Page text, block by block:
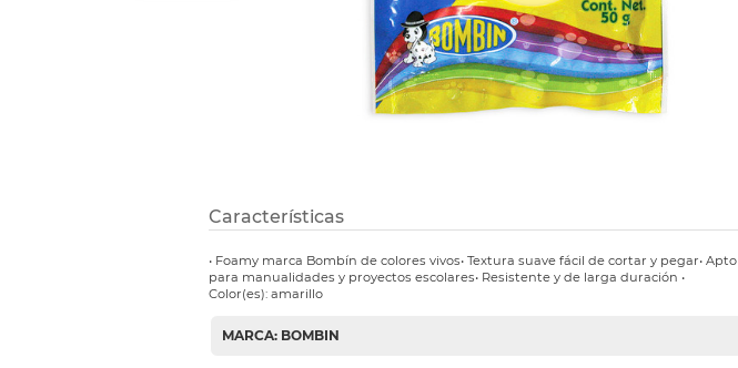
Ver más
Etiquetas inkjet y láser
Refuerzos para carpeta
Ver más
Ver más
Características
• Foamy marca Bombín de colores vivos• Textura suave fácil de cortar y pegar• Apto
para manualidades y proyectos escolares• Resistente y de larga duración •
Color(es): amarillo
MARCA: BOMBIN